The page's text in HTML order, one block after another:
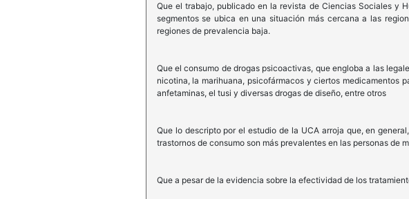
Que el trabajo, publicado en la revista de Ciencias Sociales y
segmentos se ubica en una situación más cercana a las
regiones de prevalencia baja.
Que el consumo de drogas psicoactivas, que engloba a las
nicotina, la marihuana, psicofármacos y ciertos medicamentos
anfetaminas, el tusi y diversas drogas de diseño, entre otros
Que lo descripto por el estudio de la UCA arroja que, en
trastornos de consumo son más prevalentes en las personas
Que a pesar de la evidencia sobre la efectividad de los